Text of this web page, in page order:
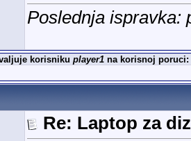
Poslednja ispravka:
korisniku player1na korisnoj poruci:
Re: Laptop za